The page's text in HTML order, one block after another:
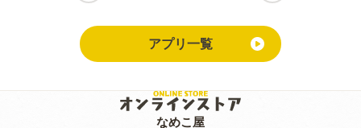
アプリ一覧
なめこ屋